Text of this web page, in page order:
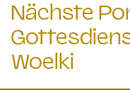
Nächste
Woelki